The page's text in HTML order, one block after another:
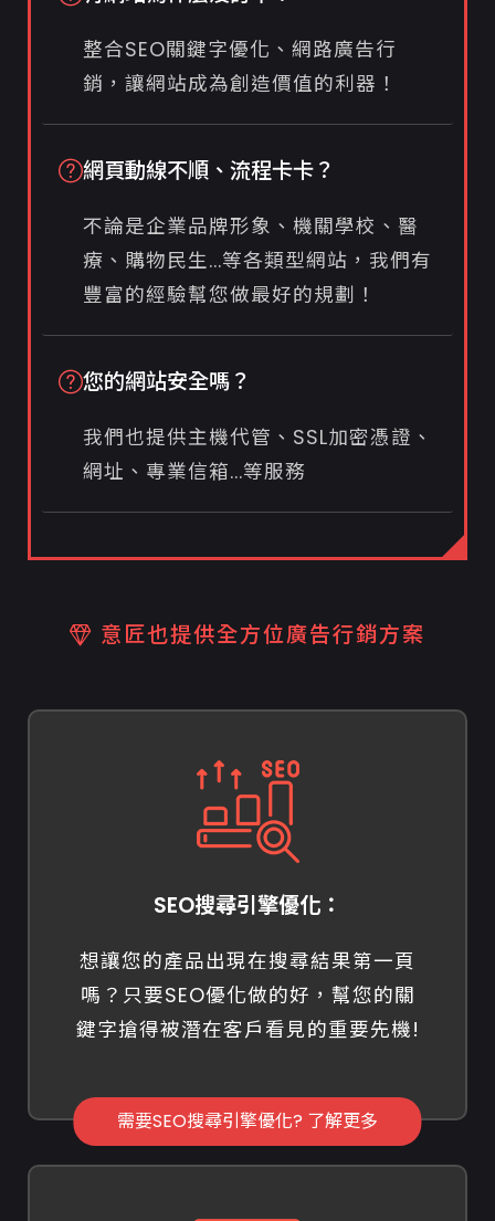
整合SEO關鍵字優化、網路廣告行
銷，讓網站成為創造價值的利器！
網頁動線不順、流程卡卡？
不論是企業品牌形象、機關學校、醫
療、購物民生...等各類型網站，我們有
豐富的經驗幫您做最好的規劃！
您的網站安全嗎？
我們也提供主機代管、SSL加密憑證、
網址、專業信箱...等服務
意匠也提供全方位廣告行銷方案
SEO搜尋引擎優化：
想讓您的產品出現在搜尋結果第一頁
嗎？只要SEO優化做的好，幫您的關
鍵字搶得被潛在客戶看見的重要先機!
需要SEO搜尋引擎優化? 了解更多